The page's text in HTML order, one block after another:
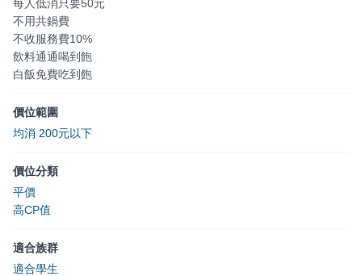
每人低消只要50元
不用共鍋費
不收服務費10%
飲料通通喝到飽
白飯免費吃到飽
價位範圍
均消 200元以下
價位分類
平價
高CP值
適合族群
適合學生